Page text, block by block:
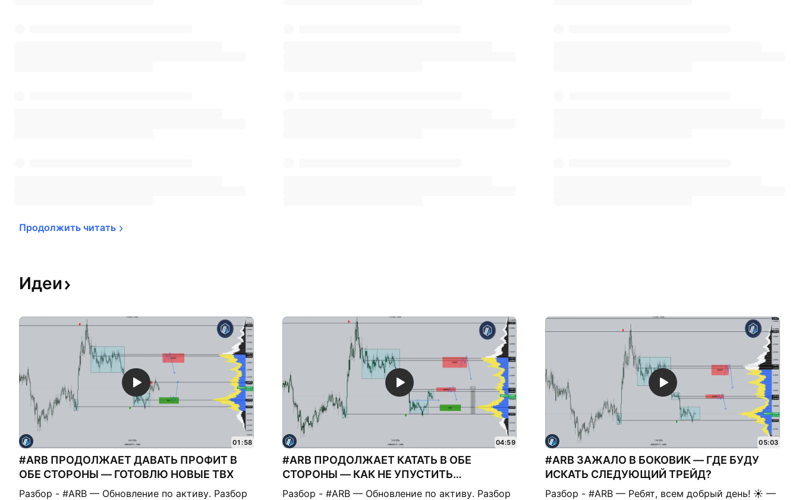
Продолжить читать
Идеи
#ARB ПРОДОЛЖАЕТ ДАВАТЬ ПРОФИТ В
ОБЕ СТОРОНЫ — ГОТОВЛЮ НОВЫЕ ТВХ
Разбор - #ARB — Обновление по активу. Разбор
01:58
#ARB ПРОДОЛЖАЕТ КАТАТЬ В ОБЕ
СТОРОНЫ — КАК НЕ УПУСТИТЬ
ДВИЖЕНИЕ
Разбор - #ARB — Обновление по активу. Разбор
04:59
#ARB ЗАЖАЛО В БОКОВИК — ГДЕ БУДУ
ИСКАТЬ СЛЕДУЮЩИЙ ТРЕЙД?
Разбор - #ARB — Ребят, всем добрый день! ☀️ —
05:03